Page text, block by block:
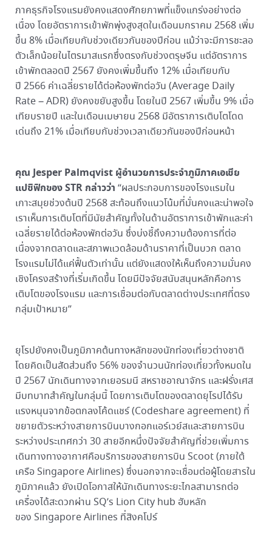
ภาคธุรกิจโรงแรมยังคงแสดงศักยภาพที่แข็งแกร่งอย่างต่อ
เนื่อง โดยอัตราการเข้าพักพุ่งสูงสุดในเดือนมกราคม 2568 เพิ่ม
ขึ้น 8% เมื่อเทียบกับช่วงเดียวกันของปีก่อน แม้ว่าจะมีการชะลอ
ตัวเล็กน้อยในไตรมาสแรกซึ่งตรงกับช่วงตรุษจีน แต่อัตราการ
เข้าพักตลอดปี 2567 ยังคงเพิ่มขึ้นถึง 12% เมื่อเทียบกับ
ปี 2566 ค่าเฉลี่ยรายได้ต่อห้องพักต่อวัน (Average Daily
Rate – ADR) ยังคงขยับสูงขึ้น โดยในปี 2567 เพิ่มขึ้น 9% เมื่อ
เทียบรายปี และในเดือนเมษายน 2568 มีอัตราการเติบโตโดด
เด่นถึง 21% เมื่อเทียบกับช่วงเวลาเดียวกันของปีก่อนหน้า
คุณJesper Palmqvist ผู้อำนวยการประจำภูมิภาคเอเชีย
แปซิฟิกของSTR กล่าวว่า “ผลประกอบการของโรงแรมใน
เกาะสมุยช่วงต้นปี 2568 สะท้อนถึงแนวโน้มที่มั่นคงและน่าพอใจ
เราเห็นการเติบโตที่มีนัยสำคัญทั้งในด้านอัตราการเข้าพักและค่า
เฉลี่ยรายได้ต่อห้องพักต่อวัน ซึ่งบ่งชี้ถึงความต้องการที่ต่อ
เนื่องจากตลาดและสภาพแวดล้อมด้านราคาที่เป็นบวก ตลาด
โรงแรมไม่ได้แค่ฟื้นตัวเท่านั้น แต่ยังแสดงให้เห็นถึงความมั่นคง
เชิงโครงสร้างที่เริ่มเกิดขึ้น โดยมีปัจจัยสนับสนุนหลักคือการ
เติบโตของโรงแรม และการเชื่อมต่อกับตลาดต่างประเทศที่ตรง
กลุ่มเป้าหมาย”
ยุโรปยังคงเป็นภูมิภาคต้นทางหลักของนักท่องเที่ยวต่างชาติ
โดยคิดเป็นสัดส่วนถึง 56% ของจำนวนนักท่องเที่ยวทั้งหมดใน
ปี 2567 นักเดินทางจากเยอรมนี สหราชอาณาจักร และฝรั่งเศส
มีบทบาทสำคัญในกลุ่มนี้ โดยการเติบโตของตลาดยุโรปได้รับ
แรงหนุนจากข้อตกลงโค้ดแชร์ (Codeshare agreement) ที่
ขยายตัวระหว่างสายการบินบางกอกแอร์เวย์สและสายการบิน
ระหว่างประเทศกว่า 30 สายอีกหนึ่งปัจจัยสำคัญที่ช่วยเพิ่มการ
เดินทางทางอากาศคือบริการของสายการบิน Scoot (ภายใต้
เครือ Singapore Airlines) ซึ่งนอกจากจะเชื่อมต่อผู้โดยสารใน
ภูมิภาคแล้ว ยังเปิดโอกาสให้นักเดินทางระยะไกลสามารถต่อ
เครื่องได้สะดวกผ่าน SQ’s Lion City hub ฮับหลัก
ของ Singapore Airlines ที่สิงคโปร์